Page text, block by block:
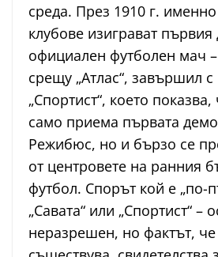
среда. През 1910 г.
клубове изиграват
официален футболен мач –
срещу „Атлас“, завършил
„Спортист“, което
само приема първата
Режибюс, но и бързо се
от центровете на ранния
футбол. Спорът кой е „по-
„Савата“ или „Спортист“ –
неразрешен, но фактът,